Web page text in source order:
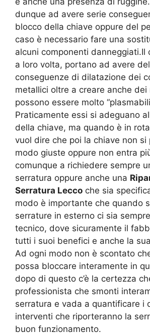
dunque ad avere serie
blocco della chiave oppure del
caso è necessario fare una
alcuni componenti danneggiati.Il
a loro volta, portano ad avere
conseguenze di dilatazione dei
metallici oltre a creare anche dei
possono essere molto
Praticamente essi si adeguano
della chiave, ma quando è in
vuol dire che poi la chiave non si
modo giuste oppure non entra
comunque a richiedere sempre
serratura oppure anche una
Serratura Lecco che sia
modo è importante che quando
serrature in esterno ci sia
tecnico, dove sicuramente il
tutti i suoi benefici e anche la
Ad ogni modo non è scontato
possa bloccare interamente in
dopo di questo c’è la certezza
professionista che smonti
serratura e vada a quantificare i
interventi che riporteranno la
buon funzionamento.